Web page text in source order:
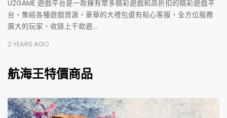
U2GAME 遊戲平台是一款擁有眾多精彩遊戲和高折扣的精彩遊戲平
台，集結各種遊戲資源，豪華的大禮包還有貼心客服，全方位服務
廣大的玩家，收錄上千款遊…
2 YEARS AGO
航海王特價商品